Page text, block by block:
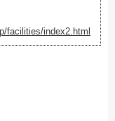
facilities/index2.html